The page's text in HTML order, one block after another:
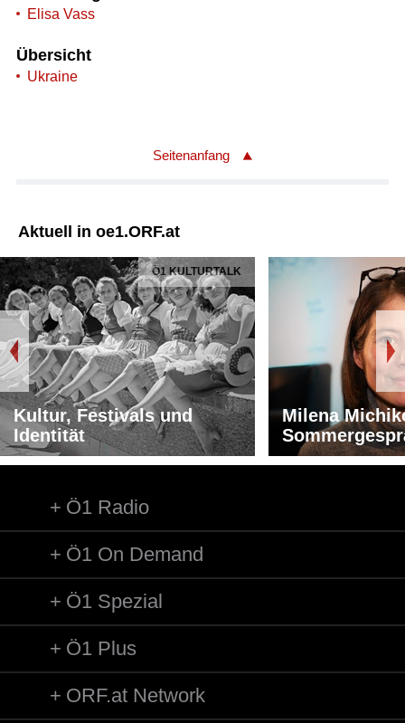
Elisa Vass
Übersicht
Ukraine
Seitenanfang
Aktuell in oe1.ORF.at
Ö1 KULTURTALK
Kultur, Festivals und
Identität
Milena
Ö1 Radio
Ö1 On Demand
Ö1 Spezial
Ö1 Plus
ORF.at Network